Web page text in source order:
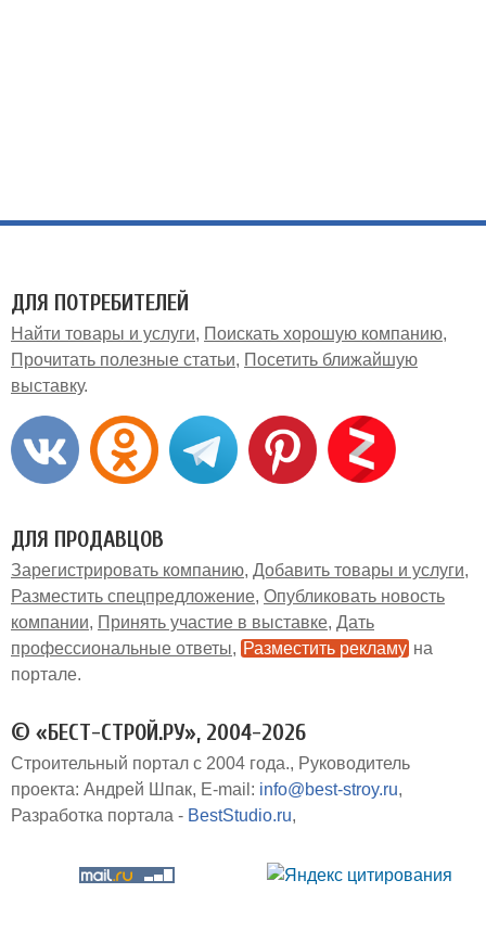
ДЛЯ ПОТРЕБИТЕЛЕЙ
Найти товары и услуги
Поискать хорошую компанию
Прочитать полезные статьи
Посетить ближайшую
выставку
ДЛЯ ПРОДАВЦОВ
Зарегистрировать компанию Добавить товары и услуги
Разместить спецпредложение Опубликовать новость
компании
Принять участие в выставке Дать
профессиональные ответы
Разместить рекламу на
портале
© «БЕСТ-СТРОЙ.РУ», 2004-2026
Строительный портал с 2004 года.
Руководитель
проекта: Андрей Шпак E-mail: info@best-stroy.ru
Разработка портала - BestStudio.ru